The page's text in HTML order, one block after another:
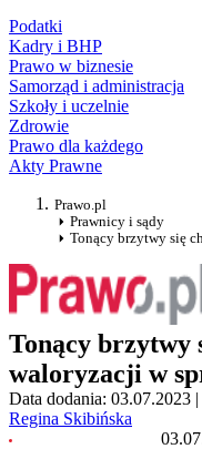
Podatki
Kadry i BHP
Prawo w biznesie
Samorząd i administracja
Szkoły i uczelnie
Zdrowie
Prawo dla każdego
Akty Prawne
Prawo.pl
Prawnicy i sądy
Tonący brzytwy się
Tonący brzytwy
waloryzacji w
Data dodania: 03.07.2023
Regina Skibińska